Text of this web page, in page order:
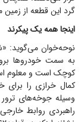
گرد این قطعه از
اینجا همه یک پیکرند
نوحه‌خوان می‌گوید:
به سمت خودرو‌ها
کوچک است و معلوم
کمال خرازی را برای
وسیله جوخه‌های
راهبردی روابط